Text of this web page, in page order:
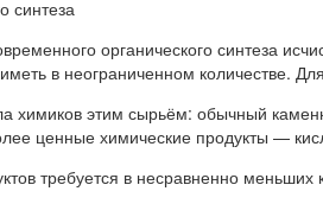
органического синтеза
в неограниченном количестве.
химиков этим сырьём: обычный
ценные химические продукты —
требуется в несравненно меньших